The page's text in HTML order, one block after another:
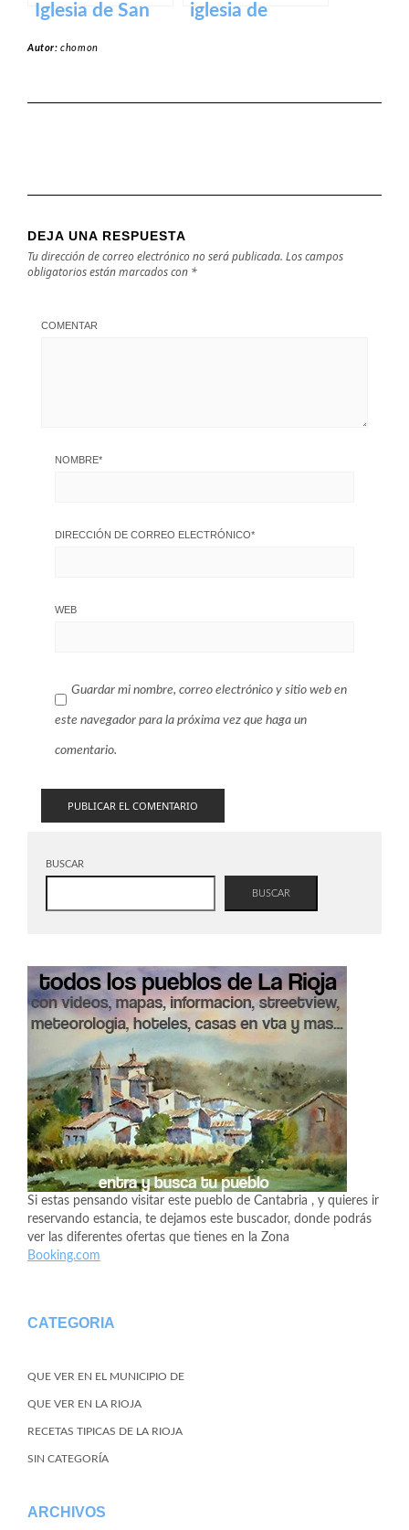
Iglesia de San
iglesia de
Autor:chomon
DEJA UNA RESPUESTA
Tu dirección de correo electrónico no será publicada. Los campos
obligatorios están marcados con *
COMENTAR
NOMBRE*
DIRECCIÓN DE CORREO ELECTRÓNICO*
WEB
Guardar mi nombre, correo electrónico y sitio web en
este navegador para la próxima vez que haga un
comentario.
BUSCAR
BUSCAR
Si estas pensando visitar este pueblo de Cantabria , y quieres ir
reservando estancia, te dejamos este buscador, donde podrás
ver las diferentes ofertas que tienes en la Zona
Booking.com
CATEGORIA
QUE VER EN EL MUNICIPIO DE
QUE VER EN LA RIOJA
RECETAS TIPICAS DE LA RIOJA
SIN CATEGORÍA
ARCHIVOS